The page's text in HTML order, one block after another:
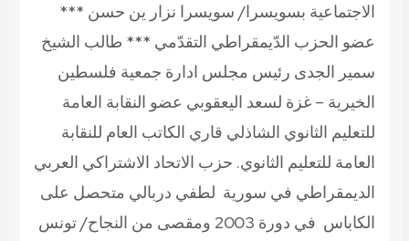
الاجتماعية بسويسرا/ سويسرا نزار ين حسن ***
عضو الحزب الدّيمقراطي التقدّمي *** طالب الشيخ
سمير الجدى رئيس مجلس ادارة جمعية فلسطين
الخيرية – غزة لسعد اليعقوبي عضو النقابة العامة
للتعليم الثانوي الشاذلي قاري الكاتب العام للنقابة
العامة للتعليم الثانوي. حزب الاتحاد الاشتراكي العربي
الديمقراطي في سورية لطفي دربالي متحصل على
الكاباس في دورة 2003 ومقصى من النجاح/ تونس